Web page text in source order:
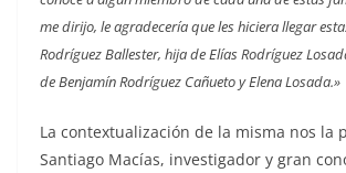
me dirijo, le agradecería que les hiciera llegar
Rodríguez Ballester, hija de Elías Rodríguez
de Benjamín Rodríguez Cañueto y Elena Losada.»
La contextualización de la misma nos la
Santiago Macías, investigador y gran